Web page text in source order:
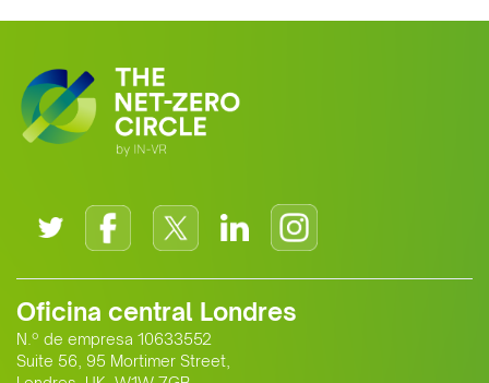
Oficina central Londres
N.º de empresa 10633552
Suite 56, 95 Mortimer Street,